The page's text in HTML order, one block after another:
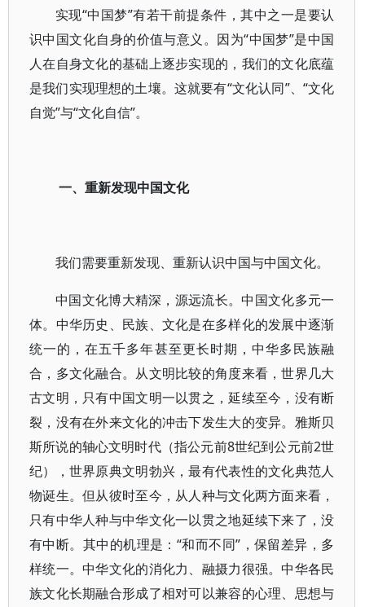
实现“中国梦”有若干前提条件，其中之一是要认
识中国文化自身的价值与意义。因为“中国梦”是中国
人在自身文化的基础上逐步实现的，我们的文化底蕴
是我们实现理想的土壤。这就要有“文化认同”、“文化
自觉”与“文化自信”。
一、重新发现中国文化
我们需要重新发现、重新认识中国与中国文化。
中国文化博大精深，源远流长。中国文化多元一
体。中华历史、民族、文化是在多样化的发展中逐渐
统一的，在五千多年甚至更长时期，中华多民族融
合，多文化融合。从文明比较的角度来看，世界几大
古文明，只有中国文明一以贯之，延续至今，没有断
裂，没有在外来文化的冲击下发生大的变异。雅斯贝
斯所说的轴心文明时代（指公元前8世纪到公元前2世
纪），世界原典文明勃兴，最有代表性的文化典范人
物诞生。但从彼时至今，从人种与文化两方面来看，
只有中华人种与中华文化一以贯之地延续下来了，没
有中断。其中的机理是：“和而不同”，保留差异，多
样统一。中华文化的消化力、融摄力很强。中华各民
族文化长期融合形成了相对可以兼容的心理、思想与